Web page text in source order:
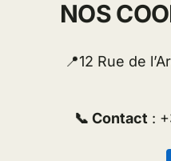
NOS
📍12 Rue de
📞 Contact :